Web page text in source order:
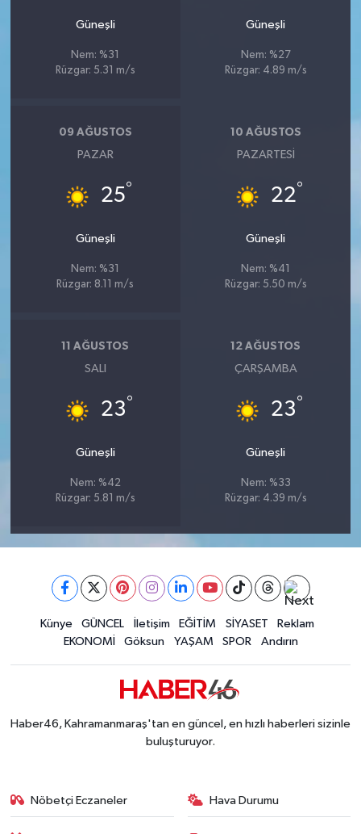
Güneşli
Nem: %31
Rüzgar: 5.31 m/s
Güneşli
Nem: %27
Rüzgar: 4.89 m/s
09 AĞUSTOS
PAZAR
25°
Güneşli
Nem: %31
Rüzgar: 8.11 m/s
10 AĞUSTOS
PAZARTESI
22°
Güneşli
Nem: %41
Rüzgar: 5.50 m/s
11 AĞUSTOS
SALI
23°
Güneşli
Nem: %42
Rüzgar: 5.81 m/s
12 AĞUSTOS
ÇARŞAMBA
23°
Güneşli
Nem: %33
Rüzgar: 4.39 m/s
Künye GÜNCEL İletişim EĞİTİM SİYASET
Reklam
EKONOMİ
Göksun YAŞAM SPOR Andırın
Haber46, Kahramanmaraş'tan en güncel, en hızlı haberleri sizinle
buluşturuyor.
Nöbetçi Eczaneler Hava Durumu
KİM KİMDİR
ÇEK GÖNDER
HEDEF2020
OTOMOBİL
MİZAH
TARİH
Politika
YEREL
BÖLGEDEN
BİLİM TEKNOLOJİ
YARIŞMALAR
TANITIM